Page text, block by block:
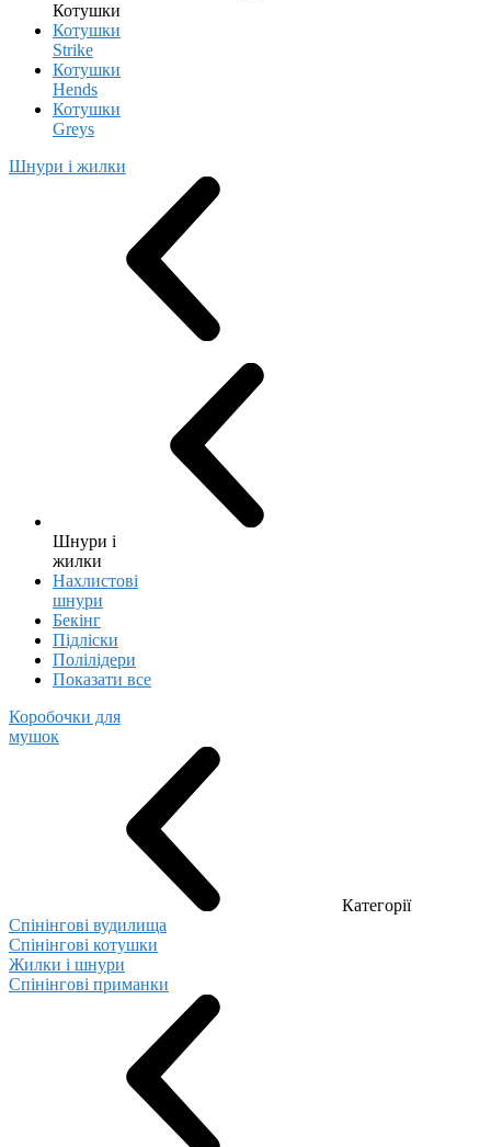
Котушки
Котушки
Strike
Котушки
Hends
Котушки
Greys
Шнури і жилки
Шнури і
жилки
Нахлистові
шнури
Бекінг
Підліски
Полілідери
Показати все
Коробочки для
мушок
Категорії
Спінінгові вудилища
Спінінгові котушки
Жилки і шнури
Спінінгові приманки